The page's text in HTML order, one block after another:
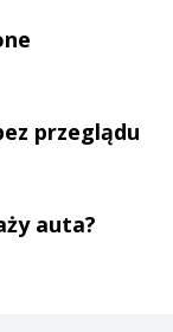
przeglądu
auta?